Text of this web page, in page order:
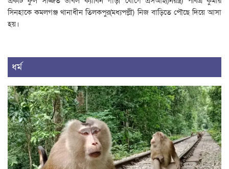
সিনহাকে কমলগঞ্জ থানাধীন তিলকপুর(মধ্যপল্লী) নিজ বাড়িতে পৌছে দিয়ে আসা
হয়।
ধর্ম